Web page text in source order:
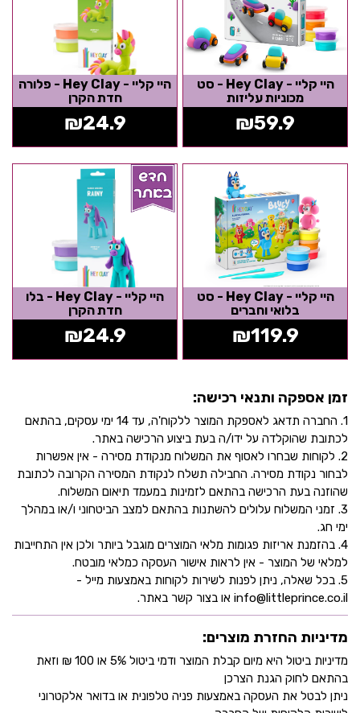
היי קליי - Hey Clay - סט
מכוניות עליזות
₪59.9
היי קליי - Hey Clay - פלורה
חדת הקרן
₪24.9
היי קליי - Hey Clay - סט
בלואי וחברים
₪119.9
היי קליי - Hey Clay - בלו
חדת הקרן
₪24.9
זמן אספקה ותנאי רכישה:
1. החברה תדאג לאספקת המוצר ללקוח'ה, עד 14 ימי עסקים, בהתאם
לכתובת שהוקלדה על ידו/ה בעת ביצוע הרכישה באתר.
2. לקוחות שבחרו לאסוף את המשלוח מנקודת מסירה - אין אפשרות
לבחור נקודת מסירה. החבילה תשלח לנקודת המסירה הקרובה לכתובת
שהוזנה בעת הרכישה בהתאם לזמינות במעמד תיאום המשלוח.
3. זמני המשלוח עלולים להשתנות בהתאם למצב הביטחוני ו/או במהלך
ימי חג.
4. בהזמנת אריזות פגומות מלאי המוצרים מוגבל ביותר ולכן אין התחייבות
למלאי של המוצר - אין לראות אישור העסקה כמלאי מובטח.
5. בכל שאלה, ניתן לפנות לשירות לקוחות באמצעות מייל -
info@littleprince.co.il או בצור קשר באתר.
מדיניות החזרת מוצרים:
מדיניות ביטול היא מיום קבלת המוצר ודמי ביטול 5% או 100 ₪ וזאת
בהתאם לחוק הגנת הצרכן
ניתן לבטל את העסקה באמצעות פניה טלפונית או בדואר אלקטרוני